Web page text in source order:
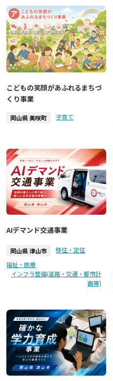
こどもの笑顔があふれるまちづ
くり事業
岡山県 美咲町 子育て
AIデマンド交通事業
岡山県 津山市
移住・定住
福祉・医療
インフラ整備(道路・交通・都市計
画等)